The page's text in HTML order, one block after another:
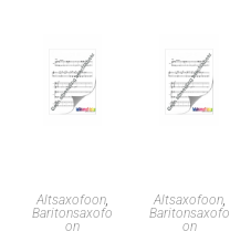
Altsaxofoon,
Baritonsaxofo
on
Altsaxofoon,
Baritonsaxofo
on